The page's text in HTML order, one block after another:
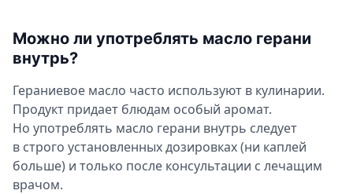
Можно ли употреблять масло герани
внутрь?
Гераниевое масло часто используют в кулинарии.
Продукт придает блюдам особый аромат.
Но употреблять масло герани внутрь следует
в строго установленных дозировках (ни каплей
больше) и только после консультации с лечащим
врачом.